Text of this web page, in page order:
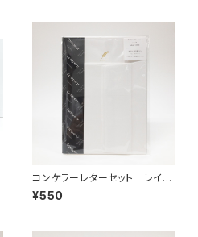
コンケラーレターセット レイド
N
¥550